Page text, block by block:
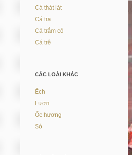
Cá thát lát
Cá tra
Cá trắm cỏ
Cá trê
CÁC LOÀI KHÁC
Ếch
Lươn
Ốc hương
Sò